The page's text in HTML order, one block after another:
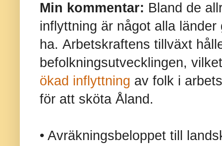
Min kommentar: Bland de
inflyttning är något alla
ha. Arbetskraftens tillväxt
befolkningsutvecklingen,
ökad inflyttning av folk i
för att sköta Åland.
• Avräkningsbeloppet till